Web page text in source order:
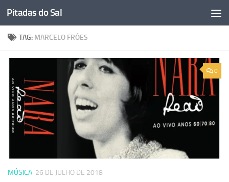
Skip to content
Pitadas do Sal
TAG: MARCELO FRÓES
0
MÚSICA 26 DE JULHO DE 2018